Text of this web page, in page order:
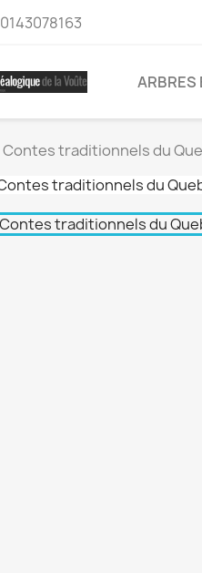
0143078163
ARBRES
Contes traditionnels du